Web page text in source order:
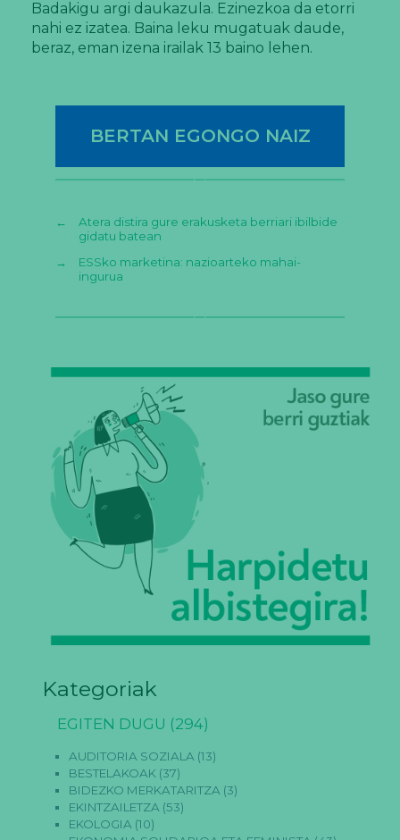
Badakigu argi daukazula. Ezinezkoa da etorri
nahi ez izatea. Baina leku mugatuak daude,
beraz, eman izena irailak 13 baino lehen.
BERTAN EGONGO NAIZ
←
Atera distira gure erakusketa berriari ibilbide
gidatu batean
→
ESSko marketina: nazioarteko mahai-
ingurua
Kategoriak
EGITEN DUGU (294)
AUDITORIA SOZIALA (13)
BESTELAKOAK (37)
BIDEZKO MERKATARITZA (3)
EKINTZAILETZA (53)
EKOLOGIA (10)